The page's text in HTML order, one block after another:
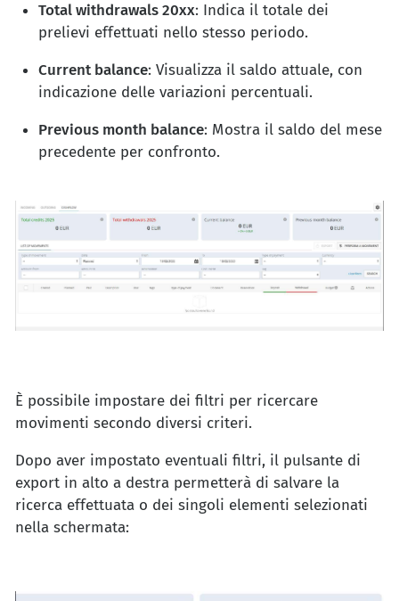
Total withdrawals 20xx: Indica il totale dei
prelievi effettuati nello stesso periodo.
Current balance: Visualizza il saldo attuale, con
indicazione delle variazioni percentuali.
Previous month balance: Mostra il saldo del mese
precedente per confronto.
È possibile impostare dei filtri per ricercare
movimenti secondo diversi criteri.
Dopo aver impostato eventuali filtri, il pulsante di
export in alto a destra permetterà di salvare la
ricerca effettuata o dei singoli elementi selezionati
nella schermata: